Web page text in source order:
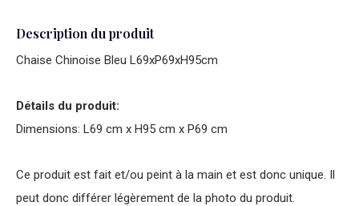
Description du produit
Chaise Chinoise Bleu L69xP69xH95cm
Détails du produit:
Dimensions: L69 cm x H95 cm x P69 cm
Ce produit est fait et/ou peint à la main et est donc unique. Il
peut donc différer légèrement de la photo du produit.